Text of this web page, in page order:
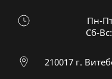
Пн-
Cб-
210017 г.